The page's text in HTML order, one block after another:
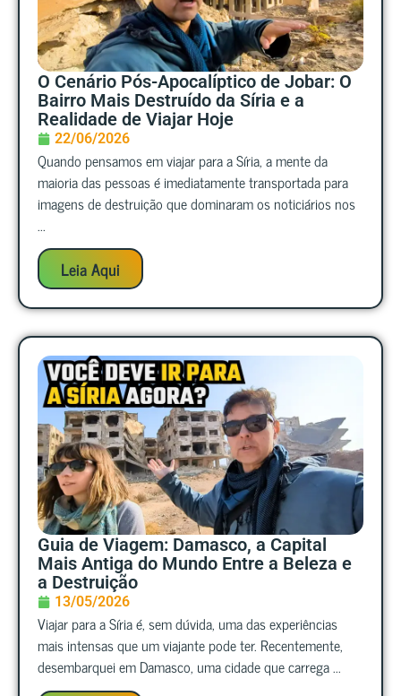
O Cenário Pós-Apocalíptico de Jobar: O
Bairro Mais Destruído da Síria e a
Realidade de Viajar Hoje
22/06/2026
Quando pensamos em viajar para a Síria, a mente da
maioria das pessoas é imediatamente transportada para
imagens de destruição que dominaram os noticiários nos
...
Leia Aqui
Guia de Viagem: Damasco, a Capital
Mais Antiga do Mundo Entre a Beleza e
a Destruição
13/05/2026
Viajar para a Síria é, sem dúvida, uma das experiências
mais intensas que um viajante pode ter. Recentemente,
desembarquei em Damasco, uma cidade que carrega ...